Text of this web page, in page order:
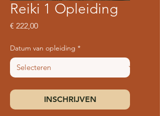
Reiki 1 Opleiding
€ 222,00Prijs
Datum van opleiding *
INSCHRIJVEN